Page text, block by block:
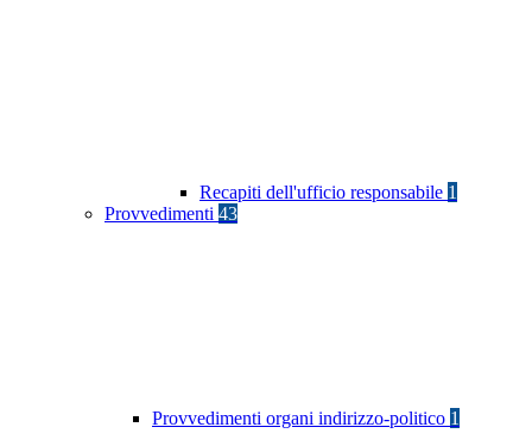
Recapiti dell'ufficio responsabile 1
Provvedimenti 43
Provvedimenti organi indirizzo-politico 1